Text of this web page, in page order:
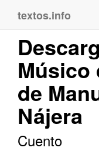
textos.info
Músico
de
Nájera
Cuento